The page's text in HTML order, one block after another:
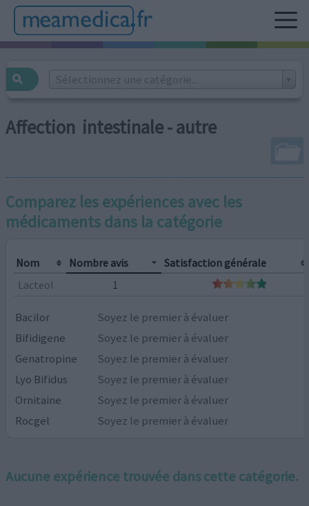
Sélectionnez une catégorie...
Affection intestinale - autre
Comparez les expériences avec les
médicaments dans la catégorie
Nom Nombre avis
Satisfaction générale
Lacteol
1
Bacilor
Soyez le premier à évaluer
Bifidigene
Soyez le premier à évaluer
Genatropine
Soyez le premier à évaluer
Lyo Bifidus
Soyez le premier à évaluer
Ornitaine
Soyez le premier à évaluer
Rocgel
Soyez le premier à évaluer
Aucune expérience trouvée dans cette catégorie.